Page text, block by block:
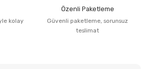
kolay
Özenli Paketleme
Güvenli paketleme, sorunsuz
teslimat